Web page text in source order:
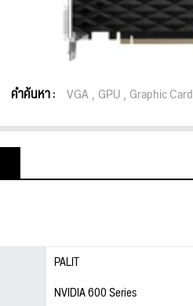
คำค้นหา : VGA GPU Graphic Card
PALIT
NVIDIA 600 Series